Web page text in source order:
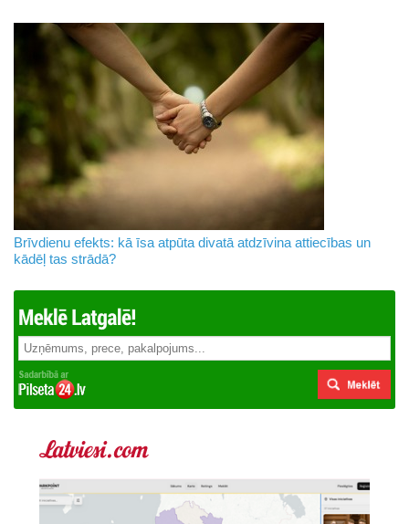
Brīvdienu efekts: kā īsa atpūta divatā atdzīvina attiecības un
kādēļ tas strādā?